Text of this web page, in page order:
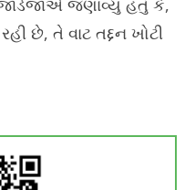
છે, તે વાટ તદ્દન ખોટી